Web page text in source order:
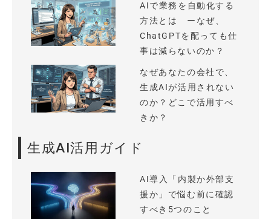
AIで業務を自動化する
方法とは ーなぜ、
ChatGPTを配っても仕
事は減らないのか？
なぜあなたの会社で、
生成AIが活用されない
のか？どこで活用すべ
きか？
生成AI活用ガイド
AI導入「内製か外部支
援か」で悩む前に確認
すべき5つのこと